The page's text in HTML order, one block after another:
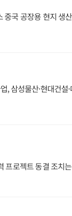
국 공장용 현지 생
, 삼성물산·현대건설
프로젝트 동결 조치